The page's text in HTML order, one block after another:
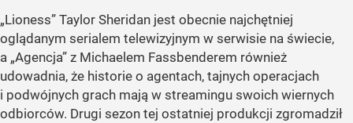
„Lioness” Taylor Sheridan jest obecnie najchętniej
oglądanym serialem telewizyjnym w serwisie na świecie,
a „Agencja” z Michaelem Fassbenderem również
udowadnia, że historie o agentach, tajnych operacjach
i podwójnych grach mają w streamingu swoich wiernych
odbiorców. Drugi sezon tej ostatniej produkcji zgromadził